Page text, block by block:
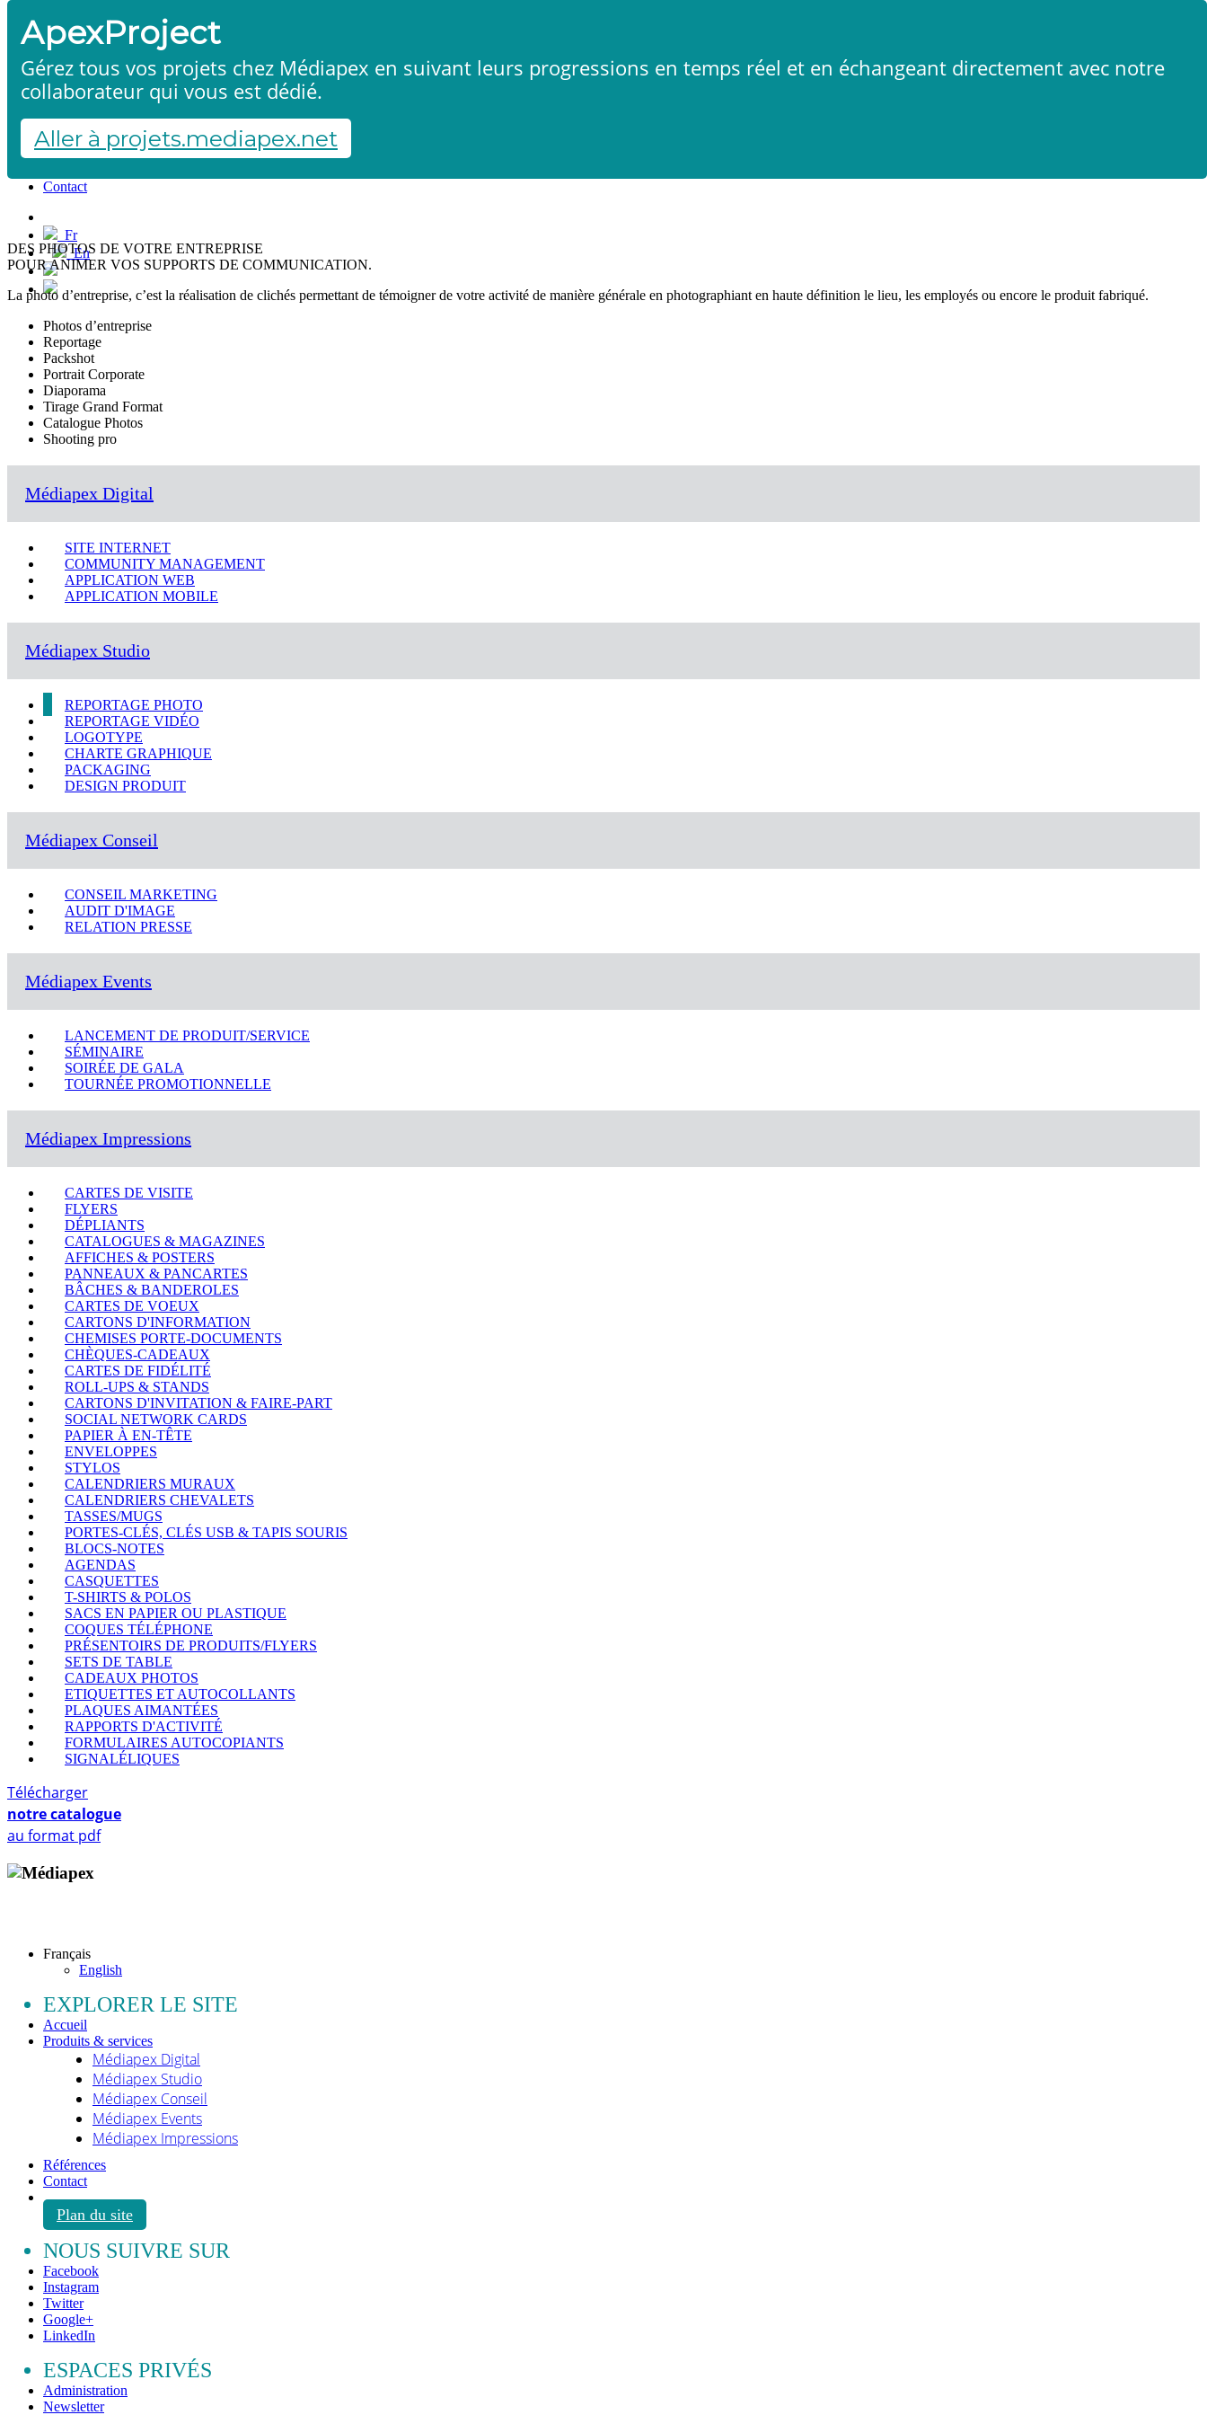
Accueil
Produits & services
Contact
Fr
En
Français
English
Reportage photo
DES PHOTOS DE VOTRE ENTREPRISE
POUR ANIMER VOS SUPPORTS DE COMMUNICATION.
La photo d’entreprise, c’est la réalisation de clichés permettant de témoigner de votre activité de manière générale en photographiant en haute définition le lieu, les employés ou encore le produit fabriqué.
Photos d’entreprise
Reportage
Packshot
Portrait Corporate
Diaporama
Tirage Grand Format
Catalogue Photos
Shooting pro
Médiapex Digital
SITE INTERNET
COMMUNITY MANAGEMENT
APPLICATION WEB
APPLICATION MOBILE
Médiapex Studio
REPORTAGE PHOTO
REPORTAGE VIDÉO
LOGOTYPE
CHARTE GRAPHIQUE
PACKAGING
DESIGN PRODUIT
Médiapex Conseil
CONSEIL MARKETING
AUDIT D'IMAGE
RELATION PRESSE
Médiapex Events
LANCEMENT DE PRODUIT/SERVICE
SÉMINAIRE
SOIRÉE DE GALA
TOURNÉE PROMOTIONNELLE
Médiapex Impressions
CARTES DE VISITE
FLYERS
DÉPLIANTS
CATALOGUES & MAGAZINES
AFFICHES & POSTERS
PANNEAUX & PANCARTES
BÂCHES & BANDEROLES
CARTES DE VOEUX
CARTONS D'INFORMATION
CHEMISES PORTE-DOCUMENTS
CHÈQUES-CADEAUX
CARTES DE FIDÉLITÉ
ROLL-UPS & STANDS
CARTONS D'INVITATION & FAIRE-PART
SOCIAL NETWORK CARDS
PAPIER À EN-TÊTE
ENVELOPPES
STYLOS
CALENDRIERS MURAUX
CALENDRIERS CHEVALETS
TASSES/MUGS
PORTES-CLÉS, CLÉS USB & TAPIS SOURIS
BLOCS-NOTES
AGENDAS
CASQUETTES
T-SHIRTS & POLOS
SACS EN PAPIER OU PLASTIQUE
COQUES TÉLÉPHONE
PRÉSENTOIRS DE PRODUITS/FLYERS
SETS DE TABLE
CADEAUX PHOTOS
ETIQUETTES ET AUTOCOLLANTS
PLAQUES AIMANTÉES
RAPPORTS D'ACTIVITÉ
FORMULAIRES AUTOCOPIANTS
SIGNALÉLIQUES
Télécharger
notre catalogue
au format pdf
Français
English
EXPLORER LE SITE
Accueil
Produits & services
Médiapex Digital
Médiapex Studio
Médiapex Conseil
Médiapex Events
Médiapex Impressions
Références
Contact
Plan du site
NOUS SUIVRE SUR
Facebook
Instagram
Twitter
Google+
LinkedIn
ESPACES PRIVÉS
Administration
Newsletter
ApexProject
Gérez tous vos projets chez Médiapex en suivant leurs progressions en temps réel et en échangeant directement avec notre
collaborateur qui vous est dédié.
Aller à projets.mediapex.net